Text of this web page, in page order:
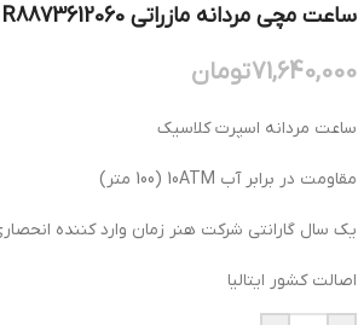
ساعت مچی مردانه مازراتی MASERATI R8873612060
71,640,000تومان
ساعت مردانه اسپرت کلاسیک
مقاومت در برابر آب 10ATM (100 متر)
یک سال گارانتی شرکت هنر زمان وارد کننده
اصالت کشور ایتالیا